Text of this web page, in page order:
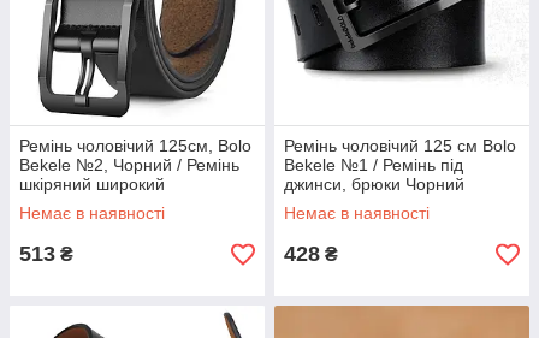
Ремінь чоловічий 125см, Bolo
Bekele №2, Чорний / Ремінь
шкіряний широкий
Немає в наявності
513 ₴
Ремінь чоловічий 125 см Bolo
Bekele №1 / Ремінь під
джинси, брюки Чорний
Немає в наявності
428 ₴